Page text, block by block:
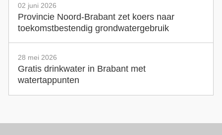
02 juni 2026
Provincie Noord-Brabant zet koers naar
toekomstbestendig grondwatergebruik
28 mei 2026
Gratis drinkwater in Brabant met
watertappunten